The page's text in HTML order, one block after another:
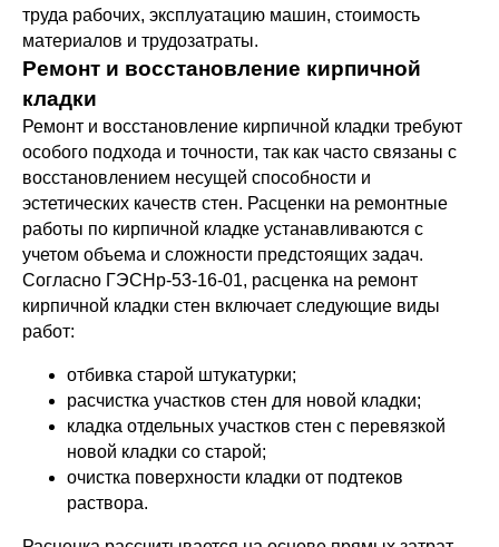
труда рабочих, эксплуатацию машин, стоимость
материалов и трудозатраты.
Ремонт и восстановление кирпичной
кладки
Ремонт и восстановление кирпичной кладки требуют
особого подхода и точности, так как часто связаны с
восстановлением несущей способности и
эстетических качеств стен. Расценки на ремонтные
работы по кирпичной кладке устанавливаются с
учетом объема и сложности предстоящих задач.
Согласно ГЭСНр-53-16-01, расценка на ремонт
кирпичной кладки стен включает следующие виды
работ:
отбивка старой штукатурки;
расчистка участков стен для новой кладки;
кладка отдельных участков стен с перевязкой
новой кладки со старой;
очистка поверхности кладки от подтеков
раствора.